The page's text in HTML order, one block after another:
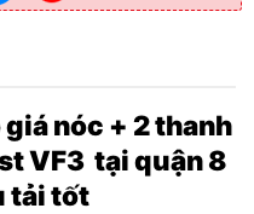
nóc + 2 thanh
VF3 tại quận 8
tải tốt